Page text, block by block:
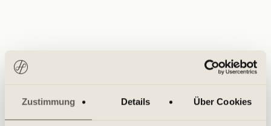
Zustimmung Details Über Cookies